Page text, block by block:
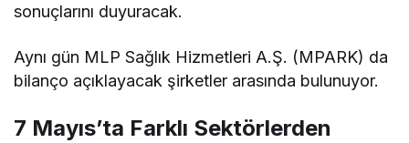
sonuçlarını duyuracak.
Aynı gün MLP Sağlık Hizmetleri A.Ş. (MPARK) da
bilanço açıklayacak şirketler arasında bulunuyor.
7 Mayıs’ta Farklı Sektörlerden